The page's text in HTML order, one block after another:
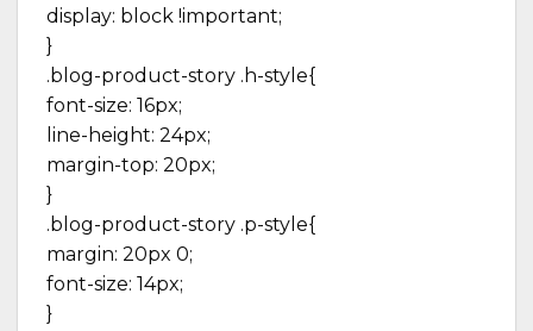
display: block !important;
}
.blog-product-story .h-style{
font-size: 16px;
line-height: 24px;
margin-top: 20px;
}
.blog-product-story .p-style{
margin: 20px 0;
font-size: 14px;
}